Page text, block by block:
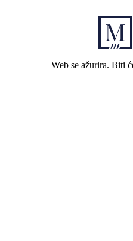
Web se ažurira. Biti